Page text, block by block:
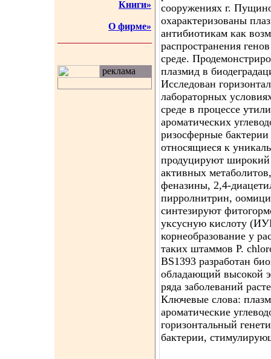
Книги»
О фирме»
реклама
сооружениях г.
охарактеризованы
антибиотикам как
распространения
среде.
плазмид в
Исследован
лабораторных
среде в процессе
ароматических
ризосферные бактерии
относящиеся к
продуцируют широкий
активных
феназины, 2,4-
пирролнитрин,
синтезируют
уксусную кислоту
корнеобразование у
таких штаммов P.
BS1393 разработан
обладающий высокой
ряда заболеваний
Ключевые слова:
ароматические
горизонтальный
бактерии,